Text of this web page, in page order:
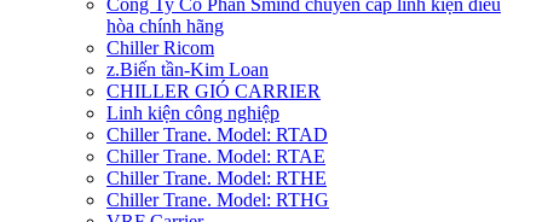
Công Ty Cổ Phần Smind chuyên cấp linh kiện điều
hòa chính hãng
Chiller Ricom
z.Biến tần-Kim Loan
CHILLER GIÓ CARRIER
Linh kiện công nghiệp
Chiller Trane. Model: RTAD
Chiller Trane. Model: RTAE
Chiller Trane. Model: RTHE
Chiller Trane. Model: RTHG